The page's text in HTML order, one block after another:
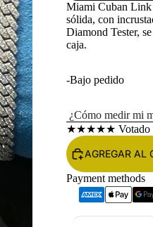
Miami Cuban Link
sólida, con
Diamond Tester,
caja.
-Bajo pedido
¿Cómo medir mi
★★★★★ Votado
AGREGAR AL
Payment methods